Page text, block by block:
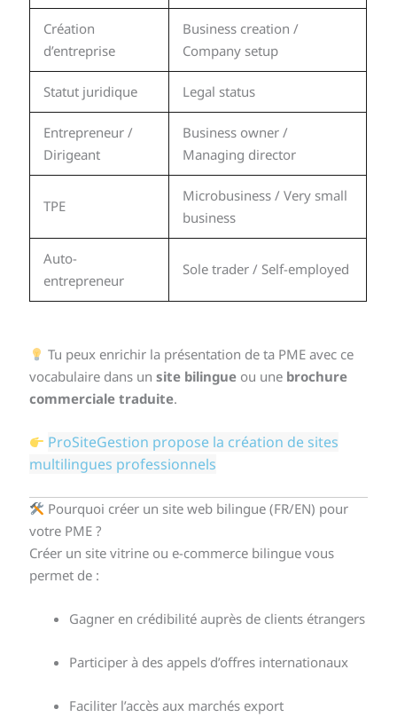
Création
d’entreprise
Business creation /
Company setup
Statut juridique Legal status
Entrepreneur /
Dirigeant
Business owner /
Managing director
TPE
Microbusiness / Very small
business
Auto-
entrepreneur
Sole trader / Self-employed
Tu peux enrichir la présentation de ta PME avec ce
vocabulaire dans unsite bilingue ou une brochure
commerciale traduite.
ProSiteGestion propose la création de sites
multilingues professionnels
Pourquoi créer un site web bilingue (FR/EN) pour
votre PME ?
Créer un site vitrine ou e-commerce bilingue vous
permet de :
Gagner en crédibilité auprès de clients étrangers
Participer à des appels d’offres internationaux
Faciliter l’accès aux marchés export